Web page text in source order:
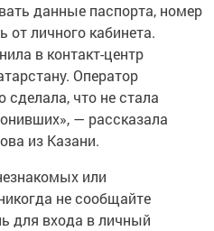
данные паспорта, номер
от личного кабинета.
в контакт-центр
Оператор
что не стала
— рассказала
из Казани.
или
не сообщайте
для входа в личный